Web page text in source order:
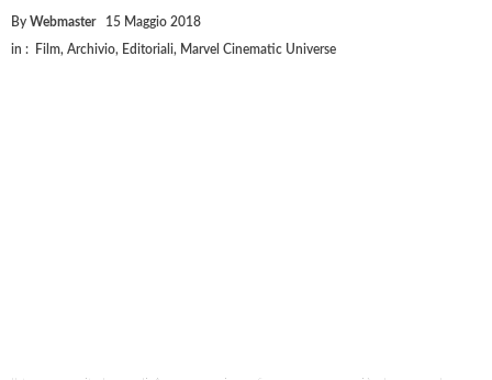
By Webmaster 15 Maggio 2018
in : Film, Archivio, Editoriali, Marvel Cinematic Universe